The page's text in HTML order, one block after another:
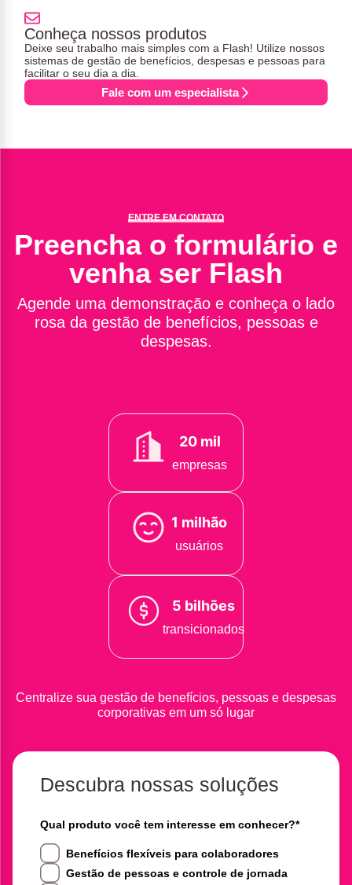
Conheça nossos produtos
Deixe seu trabalho mais simples com a Flash! Utilize nossos
sistemas de gestão de benefícios, despesas e pessoas para
facilitar o seu dia a dia.
Fale com um especialista
ENTRE EM CONTATO
Preencha o formulário e
venha ser Flash
Agende uma demonstração e conheça o lado
rosa da gestão de benefícios, pessoas e
despesas.
20 mil
empresas
1 milhão
usuários
5 bilhões
transicionados
Centralize sua gestão de benefícios, pessoas e despesas
corporativas em um só lugar
Descubra nossas soluções
Qual produto você tem interesse em conhecer?*
Benefícios flexíveis para colaboradores
Gestão de pessoas e controle de jornada